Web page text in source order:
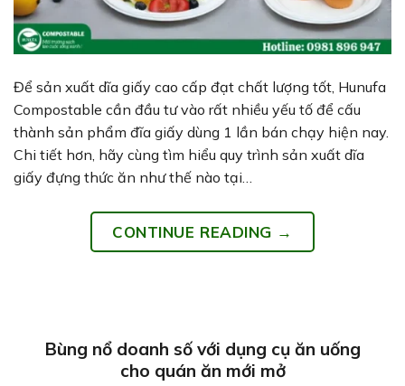
Để sản xuất dĩa giấy cao cấp đạt chất lượng tốt, Hunufa
Compostable cần đầu tư vào rất nhiều yếu tố để cấu
thành sản phẩm đĩa giấy dùng 1 lần bán chạy hiện nay.
Chi tiết hơn, hãy cùng tìm hiểu quy trình sản xuất dĩa
giấy đựng thức ăn như thế nào tại…
CONTINUE READING →
Bùng nổ doanh số với dụng cụ ăn uống
cho quán ăn mới mở